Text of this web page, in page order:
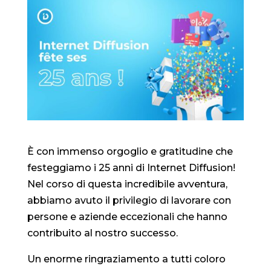
È con immenso orgoglio e gratitudine che
festeggiamo i 25 anni di Internet Diffusion!
Nel corso di questa incredibile avventura,
abbiamo avuto il privilegio di lavorare con
persone e aziende eccezionali che hanno
contribuito al nostro successo.
Un enorme ringraziamento a tutti coloro